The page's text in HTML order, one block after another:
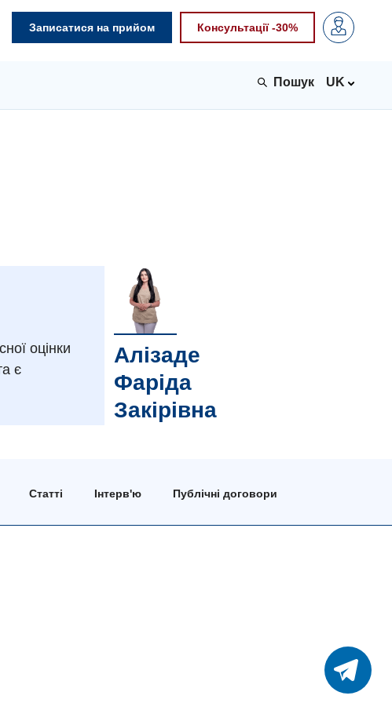
Записатися на прийом Консультації -30%
UK
оцінки
є
Алізаде
Фаріда
Закірівна
Статті Інтерв'ю Публічні договори